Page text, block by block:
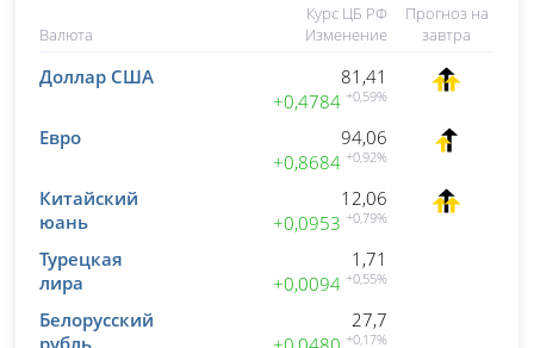
Валюта
Курс ЦБ РФ
Изменение
Прогноз на
завтра
Доллар США
81,41
+0,4784 +0,59%
Евро
94,06
+0,8684 +0,92%
Китайский
юань
12,06
+0,0953 +0,79%
Турецкая
лира
1,71
+0,0094 +0,55%
Белорусский
27,7
+0,17%